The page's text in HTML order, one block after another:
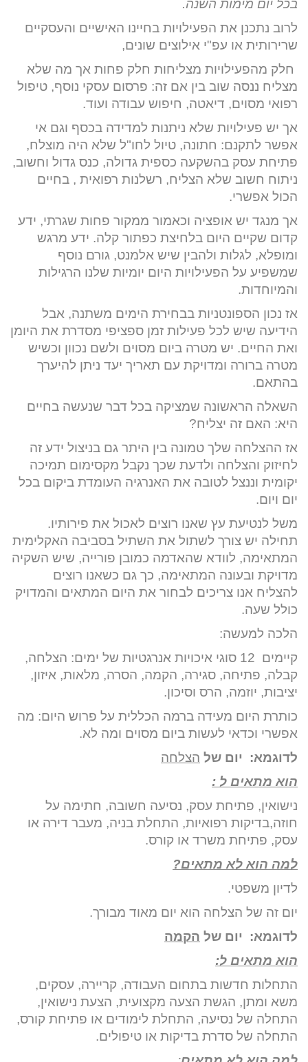
בכל יום מימות השנה.
לרוב נתכנן את הפעילויות בחיינו האישיים והעסקיים
שרירותית או עפ"י אילוצים שונים,
חלק מהפעילויות מצליחות חלק פחות אך מה שלא
מצליח ננסה שוב בין אם זה: פרסום עסקי נוסף, טיפול
רפואי מסוים, דיאטה, חיפוש עבודה ועוד.
אך יש פעילויות שלא ניתנות למדידה בכסף וגם אי
אפשר לתקנם: חתונה, טיול לחו"ל שלא היה מוצלח,
פתיחת עסק בהשקעה כספית גדולה, כנס גדול וחשוב,
ניתוח חשוב שלא הצליח, רשלנות רפואית , בחיים
הכול אפשרי.
אך מנגד יש אופציה וכאמור ממקור פחות שגרתי, ידע
קדום שקיים היום בלחיצת כפתור קלה. ידע מרגש
ומופלא, לגלות ולהבין שיש אלמנט, גורם נוסף
שמשפיע על הפעילויות היום יומיות שלנו הרגילות
והמיוחדות.
אז נכון הספונטניות בבחירת הימים משתנה, אבל
הידיעה שיש לכל פעילות זמן ספציפי מסדרת את היומן
ואת החיים. יש מטרה ביום מסוים ולשם נכוון וכשיש
מטרה ברורה ומדויקת עם תאריך יעד ניתן להיערך
בהתאם.
השאלה הראשונה שמציקה בכל דבר שנעשה בחיים
היא: האם זה יצליח?
אז ההצלחה שלך טמונה בין היתר גם בניצול ידע זה
לחיזוק והצלחה ולדעת שכך נקבל מקסימום תמיכה
יקומית וננצל לטובה את האנרגיה העומדת ביקום בכל
יום ויום.
משל לנטיעת עץ שאנו רוצים לאכול את פירותיו.
תחילה יש צורך לשתול את השתיל בסביבה האקלימית
המתאימה, לוודא שהאדמה כמובן פורייה, שיש השקיה
מדויקת ובעונה המתאימה, כך גם כשאנו רוצים
להצליח אנו צריכים לבחור את היום המתאים והמדויק
כולל שעה.
הלכה למעשה:
קיימים 12 סוגי איכויות אנרגטיות של ימים: הצלחה,
קבלה, פתיחה, סגירה, הקמה, הסרה, מלאות, איזון,
יציבות, יוזמה, הרס וסיכון.
כותרת היום מעידה ברמה הכללית על פרוש היום: מה
אפשרי וכדאי לעשות ביום מסוים ומה לא.
לדוגמא:
יום של הצלחה
הוא מתאים ל :
נישואין, פתיחת עסק, נסיעה חשובה, חתימה על
חוזה,בדיקות רפואיות, התחלת בניה, מעבר דירה או
עסק, פתיחת משרד או קורס.
למה הוא לא מתאים?
לדיון משפטי.
יום זה של הצלחה הוא יום מאוד מבורך.
לדוגמא: יום של הקמה
הוא מתאים ל:
התחלות חדשות בתחום העבודה, קריירה, עסקים,
משא ומתן, הגשת הצעה מקצועית, הצעת נישואין,
התחלה של נסיעה, התחלת לימודים או פתיחת קורס,
התחלה של סדרת בדיקות או טיפולים.